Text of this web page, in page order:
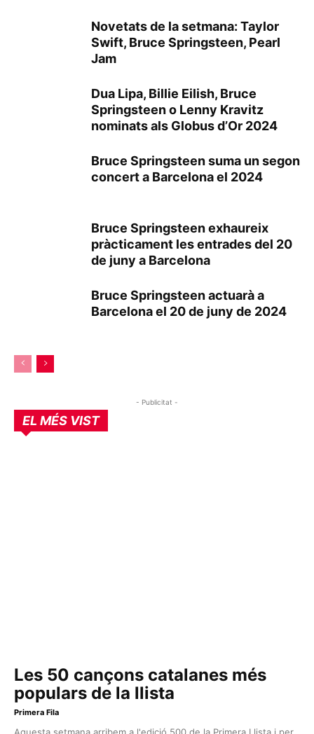
Novetats de la setmana: Taylor
Swift, Bruce Springsteen, Pearl
Jam
Dua Lipa, Billie Eilish, Bruce
Springsteen o Lenny Kravitz
nominats als Globus d’Or 2024
Bruce Springsteen suma un segon
concert a Barcelona el 2024
Bruce Springsteen exhaureix
pràcticament les entrades del 20
de juny a Barcelona
Bruce Springsteen actuarà a
Barcelona el 20 de juny de 2024
- Publicitat -
EL MÉS VIST
Les 50 cançons catalanes més
populars de la llista
Primera Fila